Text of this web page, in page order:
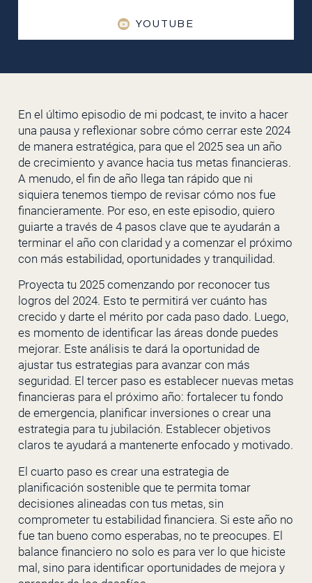
YOUTUBE
En el último episodio de mi podcast, te invito a hacer
una pausa y reflexionar sobre cómo cerrar este 2024
de manera estratégica, para que el 2025 sea un año
de crecimiento y avance hacia tus metas financieras.
A menudo, el fin de año llega tan rápido que ni
siquiera tenemos tiempo de revisar cómo nos fue
financieramente. Por eso, en este episodio, quiero
guiarte a través de 4 pasos clave que te ayudarán a
terminar el año con claridad y a comenzar el próximo
con más estabilidad, oportunidades y tranquilidad.
Proyecta tu 2025 comenzando por reconocer tus
logros del 2024. Esto te permitirá ver cuánto has
crecido y darte el mérito por cada paso dado. Luego,
es momento de identificar las áreas donde puedes
mejorar. Este análisis te dará la oportunidad de
ajustar tus estrategias para avanzar con más
seguridad. El tercer paso es establecer nuevas metas
financieras para el próximo año: fortalecer tu fondo
de emergencia, planificar inversiones o crear una
estrategia para tu jubilación. Establecer objetivos
claros te ayudará a mantenerte enfocado y motivado.
El cuarto paso es crear una estrategia de
planificación sostenible que te permita tomar
decisiones alineadas con tus metas, sin
comprometer tu estabilidad financiera. Si este año no
fue tan bueno como esperabas, no te preocupes. El
balance financiero no solo es para ver lo que hiciste
mal, sino para identificar oportunidades de mejora y